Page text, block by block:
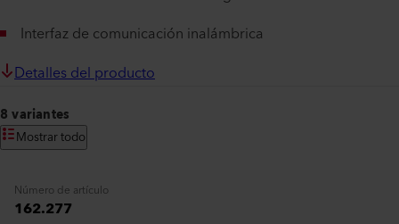
Interfaz de comunicación inalámbrica
Detalles del producto
8 variantes
Mostrar todo
Número de artículo
162.277